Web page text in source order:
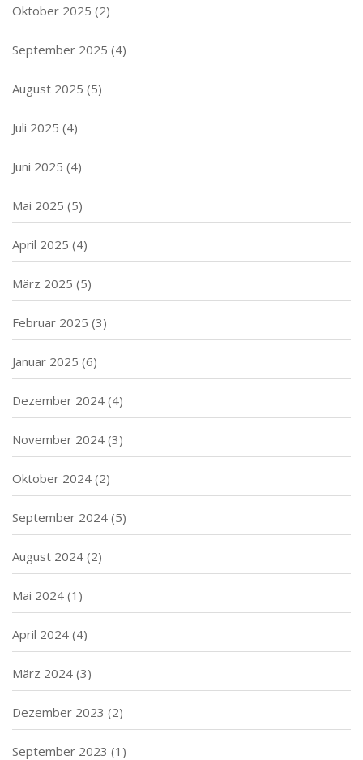
Oktober 2025 (2)
September 2025 (4)
August 2025 (5)
Juli 2025 (4)
Juni 2025 (4)
Mai 2025 (5)
April 2025 (4)
März 2025 (5)
Februar 2025 (3)
Januar 2025 (6)
Dezember 2024 (4)
November 2024 (3)
Oktober 2024 (2)
September 2024 (5)
August 2024 (2)
Mai 2024 (1)
April 2024 (4)
März 2024 (3)
Dezember 2023 (2)
September 2023 (1)